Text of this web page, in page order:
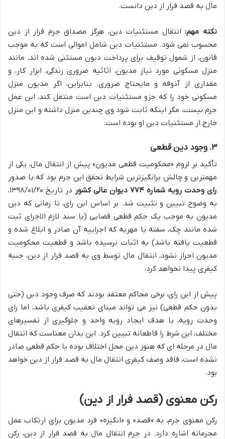
مال به قصد فرار از دین دانست.
نکته مهم:انتقال مستثنیات دین، هرگز مصداق جرم فرار از دین
محسوب نمی شود. مستثنیات دین شامل اموالی است که به موجب
قانون، از شمول توقیف برای پرداخت دیون مستثنی شده اند، مانند
منزل مسکونی مورد نیاز مدیون، اثاثیه ضروری زندگی، ابزار کار، و
مقداری از آذوقه و مایحتاج ضروری. بنابراین، اگر مدیون منزل
مسکونی خود را که جزو مستثنیات دین است منتقل کند، این عمل
جرم نیست، مگر اینکه ثابت شود وی چندین منزل داشته و این منزل
خارج از مستثنیات دین او بوده است.
۳. وجود دین قطعی
تأکید بر لزوم «محکومیت قطعی مدیون» پیش از انتقال مال، یکی از
مهمترین و چالش برانگیزترین شرایط تحقق این جرم بود که با صدور
رای وحدت رویه شماره ۷۷۴ دیوان عالی کشور
در تاریخ ۱۳۹۸/۰۱/۲۰،
به وضوح تبیین و تثبیت شد. بر اساس این رای، تا زمانی که دین
مدیون به موجب یک حکم قطعی قضایی (یا سند لازم الاجرای ثبت
شده مانند چک، سفته یا مهریه که اجراییه آن صادر و ابلاغ شده و
قطعیت یافته باشد) به اثبات نرسیده باشد و قطعیت محکومیت
مدیون احراز نشود، انتقال مال توسط وی به قصد فرار از دین، جنبه
کیفری پیدا نخواهد کرد.
پیش از این رای، برخی محاکم معتقد بودند که صرف وجود دین (حتی
بدون حکم قطعی) نیز می تواند مبنای تعقیب کیفری باشد، اما رای
وحدت رویه، با هدف ایجاد رویه واحد و جلوگیری از تفسیرهای
مختلف، این شرط را قاطعانه تبیین کرد. این بدان معناست که انتقال
مال در مرحله ای که هنوز دین محل اختلاف بوده یا حکم قطعی صادر
نشده است، فاقد وصف کیفری انتقال مال به قصد فرار از دین خواهد
بود.
رکن معنوی (قصد فرار از دین)
رکن معنوی جرم، به «قصد» و «انگیزه» فرد مدیون برای ارتکاب عمل
مجرمانه اشاره دارد. در جرم انتقال مال به قصد فرار از دین، رکن